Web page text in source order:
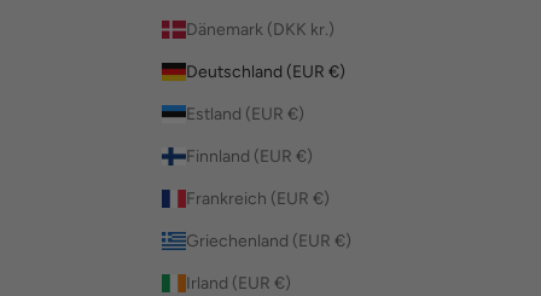
Dänemark (DKK kr.)
Deutschland (EUR €)
Estland (EUR €)
Finnland (EUR €)
Frankreich (EUR €)
Griechenland (EUR €)
Irland (EUR €)